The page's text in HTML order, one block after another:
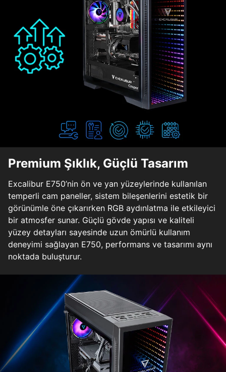
Premium Şıklık, Güçlü Tasarım
Excalibur E750’nin ön ve yan yüzeylerinde kullanılan
temperli cam paneller, sistem bileşenlerini estetik bir
görünümle öne çıkarırken RGB aydınlatma ile etkileyici
bir atmosfer sunar. Güçlü gövde yapısı ve kaliteli
yüzey detayları sayesinde uzun ömürlü kullanım
deneyimi sağlayan E750, performans ve tasarımı aynı
noktada buluşturur.